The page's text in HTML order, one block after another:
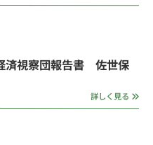
済視察団報告書 佐世保
詳しく見る